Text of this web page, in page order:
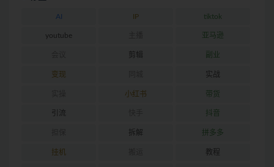
AI IP tiktok
youtube 亚马逊
剪辑 副业
变现 实战
小红书 带货
引流 抖音
拆解 拼多多
挂机 教程